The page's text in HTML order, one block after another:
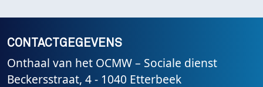
CONTACTGEGEVENS
Onthaal van het OCMW – Sociale dienst
Beckersstraat, 4 - 1040 Etterbeek